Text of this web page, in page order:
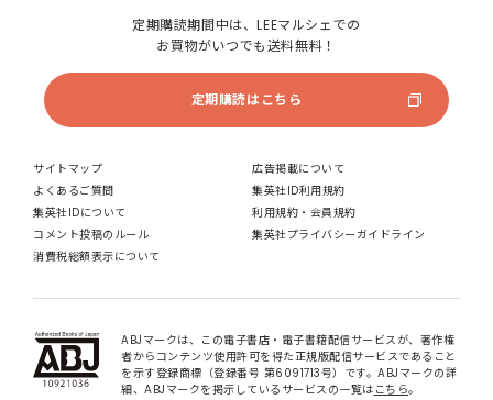
定期購読期間中は、LEEマルシェでの
お買物がいつでも送料無料！
定期購読はこちら
サイトマップ
広告掲載について
よくあるご質問
集英社ID利用規約
集英社IDについて
利用規約・会員規約
コメント投稿のルール
集英社プライバシーガイドライン
消費税総額表示について
ABJマークは、この電子書店・電子書籍配信サービスが、著作権
者からコンテンツ使用許可を得た正規版配信サービスであること
を示す登録商標（登録番号 第6091713号）です。ABJマークの詳
細、ABJマークを掲示しているサービスの一覧は こちら。